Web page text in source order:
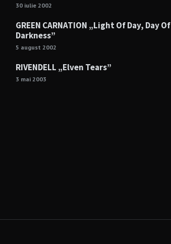
30 iulie 2002
GREEN CARNATION „Light Of Day, Day Of
Darkness”
5 august 2002
RIVENDELL „Elven Tears”
3 mai 2003